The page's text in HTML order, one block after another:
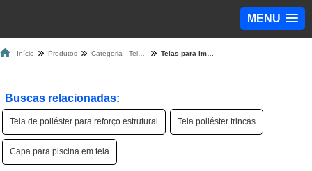
MENU
Início Produtos
Buscas relacionadas:
Tela de poliéster para reforço estrutural Tela poliéster trincas
Capa para piscina em tela